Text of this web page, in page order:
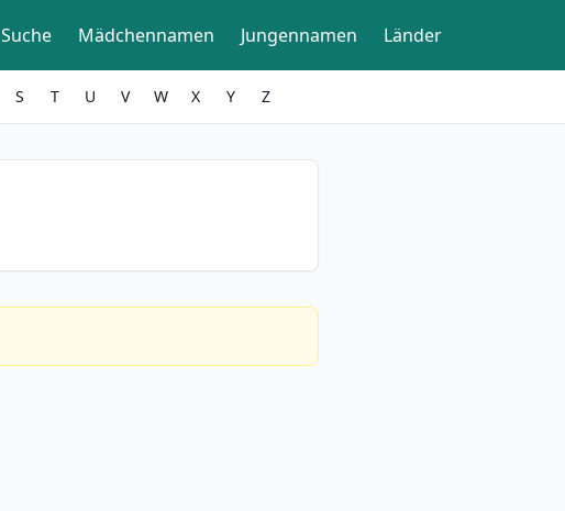
Suche Mädchennamen Jungennamen Länder
S T U V W X Y Z